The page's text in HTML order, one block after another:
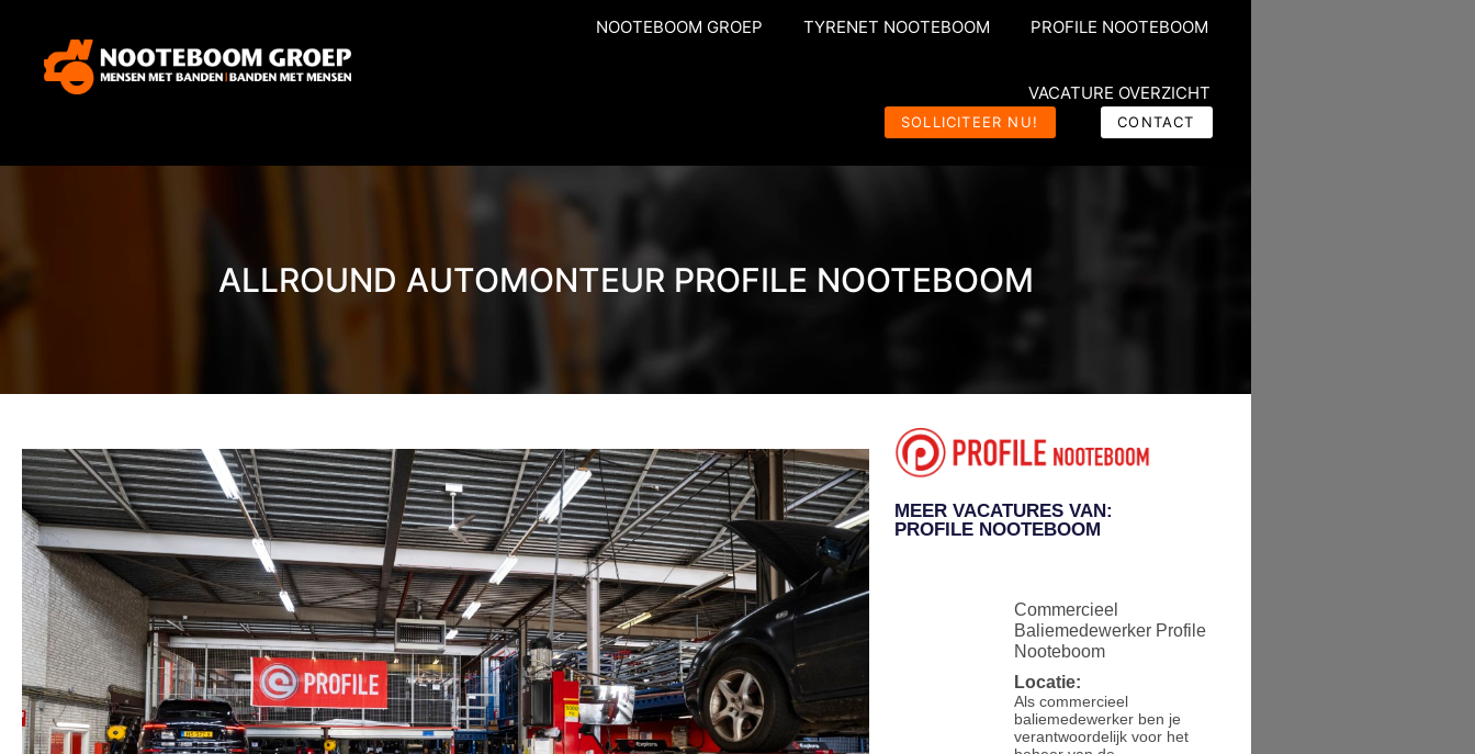
NOOTEBOOM GROEP TYRENET NOOTEBOOM PROFILE NOOTEBOOM
VACATURE OVERZICHT
SOLLICITEER NU! CONTACT
ALLROUND AUTOMONTEUR PROFILE NOOTEBOOM
MEER VACATURES VAN:
PROFILE NOOTEBOOM
Commercieel
Baliemedewerker Profile
Nooteboom
Locatie:
Als commercieel
baliemedewerker ben je
verantwoordelijk voor het